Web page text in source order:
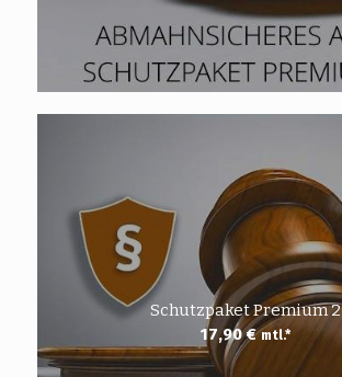
Schutzpaket Premium 2
17,90€ mtl.*